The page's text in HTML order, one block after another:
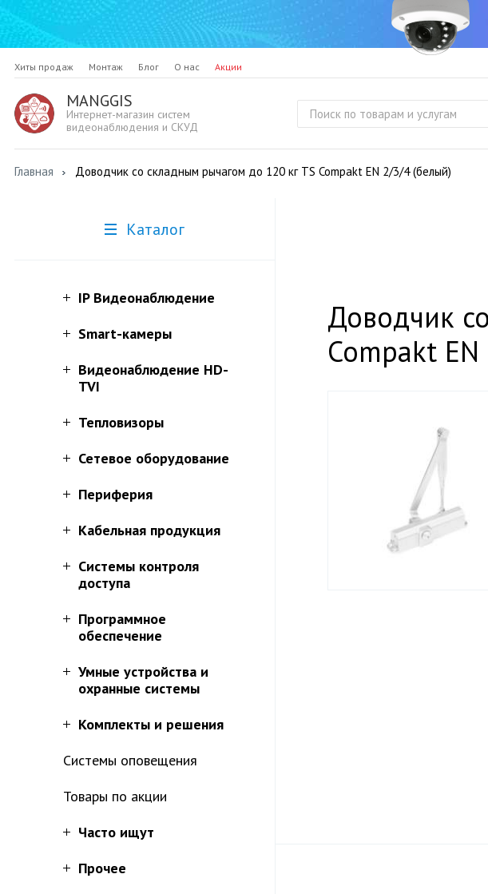
Хиты продаж Монтаж Блог О нас Акции
MANGGIS
Интернет-магазин систем
видеонаблюдения и СКУД
Главная Доводчик со складным рычагом до 120 кг TS Compakt EN 2/3/4 (белый)
Каталог
IP Видеонаблюдение
Smart-камеры
Видеонаблюдение HD-
TVI
Тепловизоры
Сетевое оборудование
Периферия
Кабельная продукция
Системы контроля
доступа
Программное
обеспечение
Умные устройства и
охранные системы
Комплекты и решения
Системы оповещения
Товары по акции
Часто ищут
Прочее
Доводчик
Compakt